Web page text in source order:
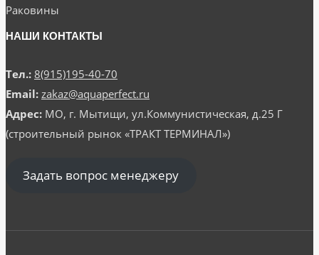
Раковины
НАШИ КОНТАКТЫ
Тел.: 8(915)195-40-70
Email: zakaz@aquaperfect.ru
Адрес: МО, г. Мытищи, ул.Коммунистическая, д.25 Г
(строительный рынок «ТРАКТ ТЕРМИНАЛ»)
Задать вопрос менеджеру